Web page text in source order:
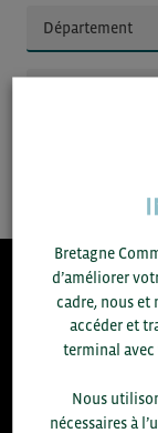
8.300
développement
d'information....
Bretagne
d’améliorer
cadre, nous et
accéder et
terminal
Nous
nécessaires à